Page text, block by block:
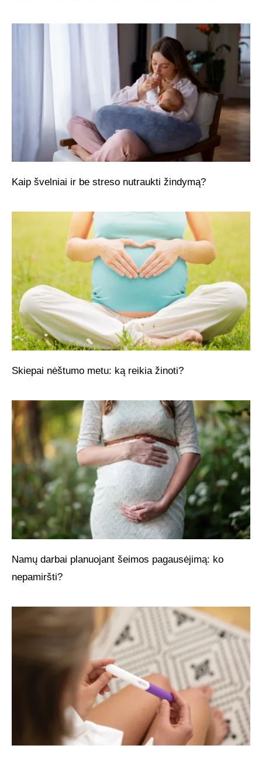
Kaip švelniai ir be streso nutraukti žindymą?
Skiepai nėštumo metu: ką reikia žinoti?
Namų darbai planuojant šeimos pagausėjimą: ko
nepamiršti?